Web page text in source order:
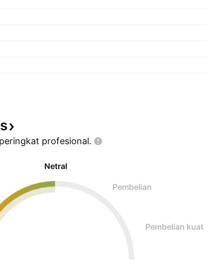
profesional.
Netral
Pembelian
Pembelian kuat